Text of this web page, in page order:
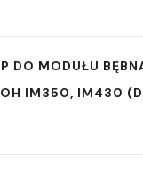
DO MODUŁU
IM350, IM430